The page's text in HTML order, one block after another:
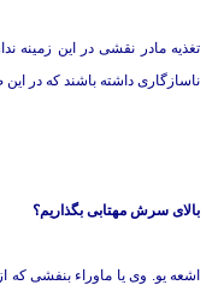
تغذیه مادر نقشی در این زمینه
ناسازگاری داشته باشند که در
بالای سرش مهتابی بگذاریم؟
اشعه یو. وی یا ماوراء بنفشی